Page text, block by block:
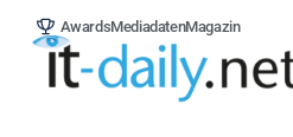
AwardsMediadatenMagazin